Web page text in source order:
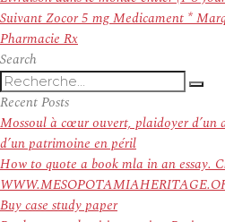
l’article
SuivantArticle
suivant :
Zocor 5 mg Medicament *
Pharmacie Rx
Search
Recherche
pour
:
Recent Posts
Mossoul à cœur ouvert, plaidoyer
d’un patrimoine en péril
How to quote a book mla in an essay.
Buy case study paper